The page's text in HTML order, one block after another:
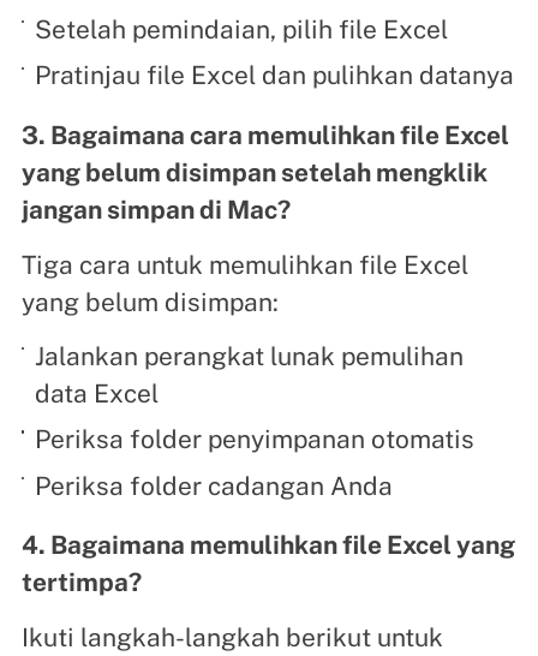
Setelah pemindaian, pilih file Excel
Pratinjau file Excel dan pulihkan datanya
3. Bagaimana cara memulihkan file Excel
yang belum disimpan setelah mengklik
jangan simpan di Mac?
Tiga cara untuk memulihkan file Excel
yang belum disimpan:
Jalankan perangkat lunak pemulihan
data Excel
Periksa folder penyimpanan otomatis
Periksa folder cadangan Anda
4. Bagaimana memulihkan file Excel yang
tertimpa?
Ikuti langkah-langkah berikut untuk